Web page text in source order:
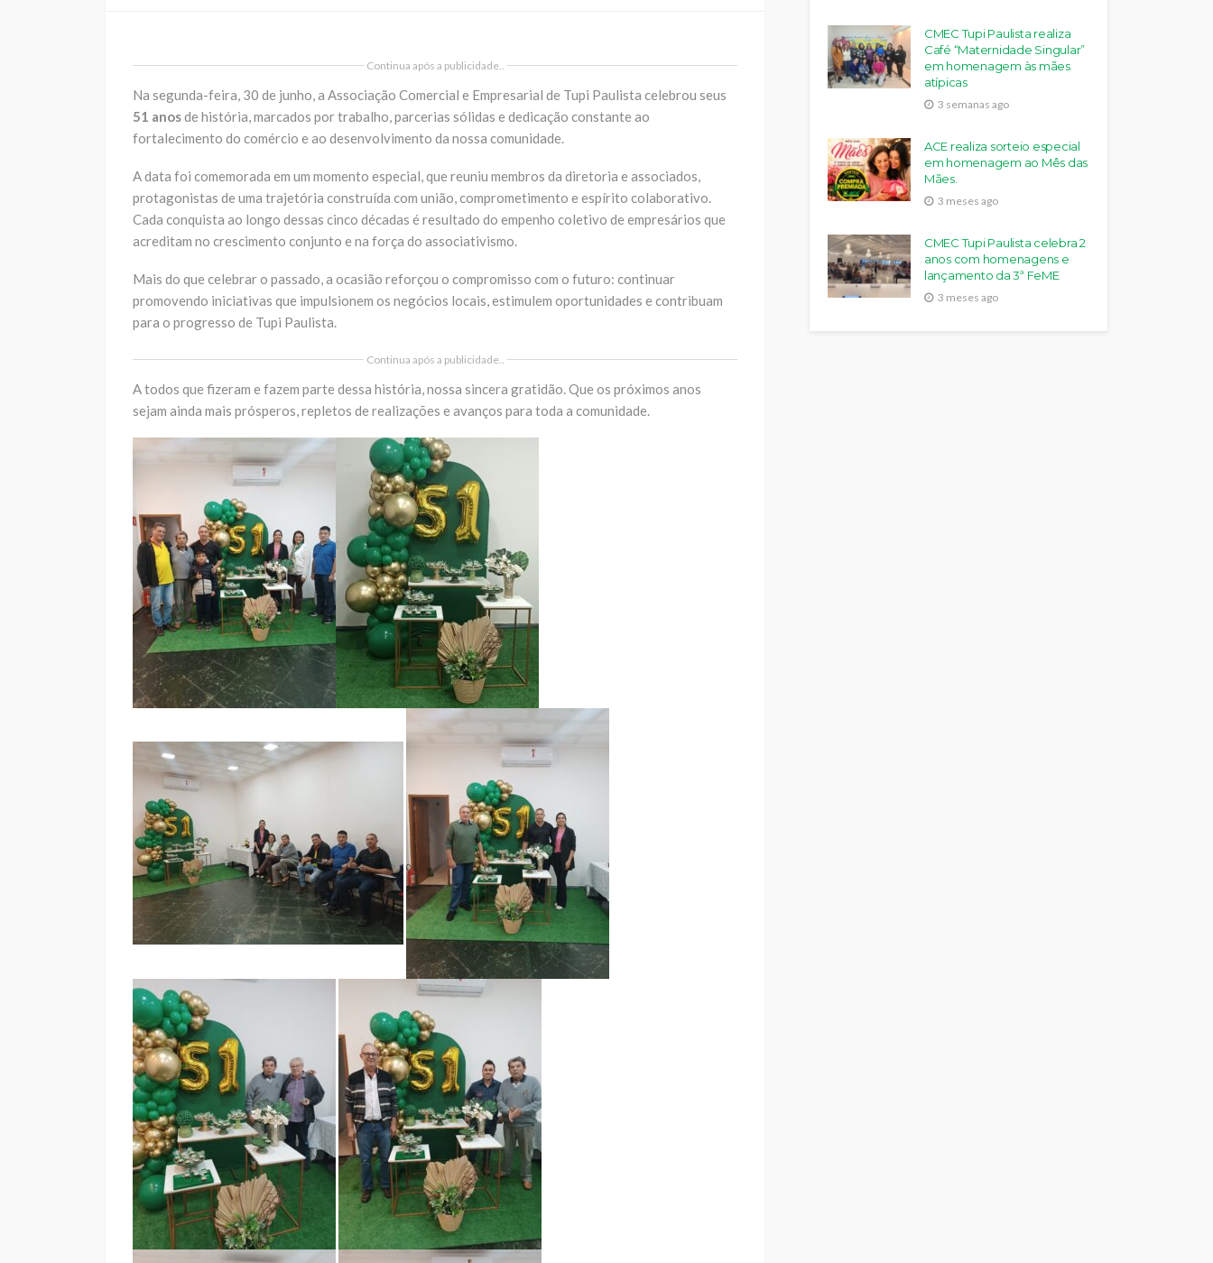
Continua após a publicidade..
Na segunda-feira, 30 de junho, a Associação Comercial e Empresarial de Tupi Paulista celebrou seus
51 anosde história, marcados por trabalho, parcerias sólidas e dedicação constante ao
fortalecimento do comércio e ao desenvolvimento da nossa comunidade.
A data foi comemorada em um momento especial, que reuniu membros da diretoria e associados,
protagonistas de uma trajetória construída com união, comprometimento e espírito colaborativo.
Cada conquista ao longo dessas cinco décadas é resultado do empenho coletivo de empresários que
acreditam no crescimento conjunto e na força do associativismo.
Mais do que celebrar o passado, a ocasião reforçou o compromisso com o futuro: continuar
promovendo iniciativas que impulsionem os negócios locais, estimulem oportunidades e contribuam
para o progresso de Tupi Paulista.
Continua após a publicidade..
A todos que fizeram e fazem parte dessa história, nossa sincera gratidão. Que os próximos anos
sejam ainda mais prósperos, repletos de realizações e avanços para toda a comunidade.
CMEC Tupi Paulista realiza
Café “Maternidade Singular”
em homenagem às mães
atípicas
3 semanas ago
ACE realiza sorteio especial
em homenagem ao Mês das
Mães.
3 meses ago
CMEC Tupi Paulista celebra 2
anos com homenagens e
lançamento da 3ª FeME
3 meses ago